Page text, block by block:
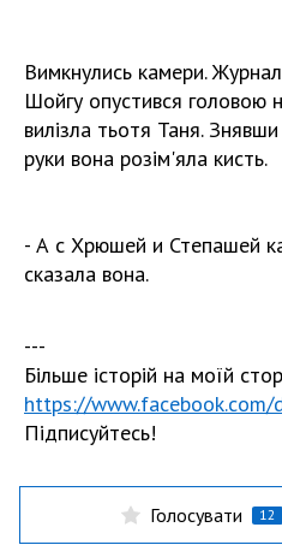
Вимкнулись камери.
Шойгу опустився головою
вилізла тьотя Таня.
руки вона розім'яла кисть.
- А с Хрюшей и Степашей
сказала вона.
---
Більше історій на моїй
https://www.facebook.com/
Підписуйтесь!
Голосувати 12